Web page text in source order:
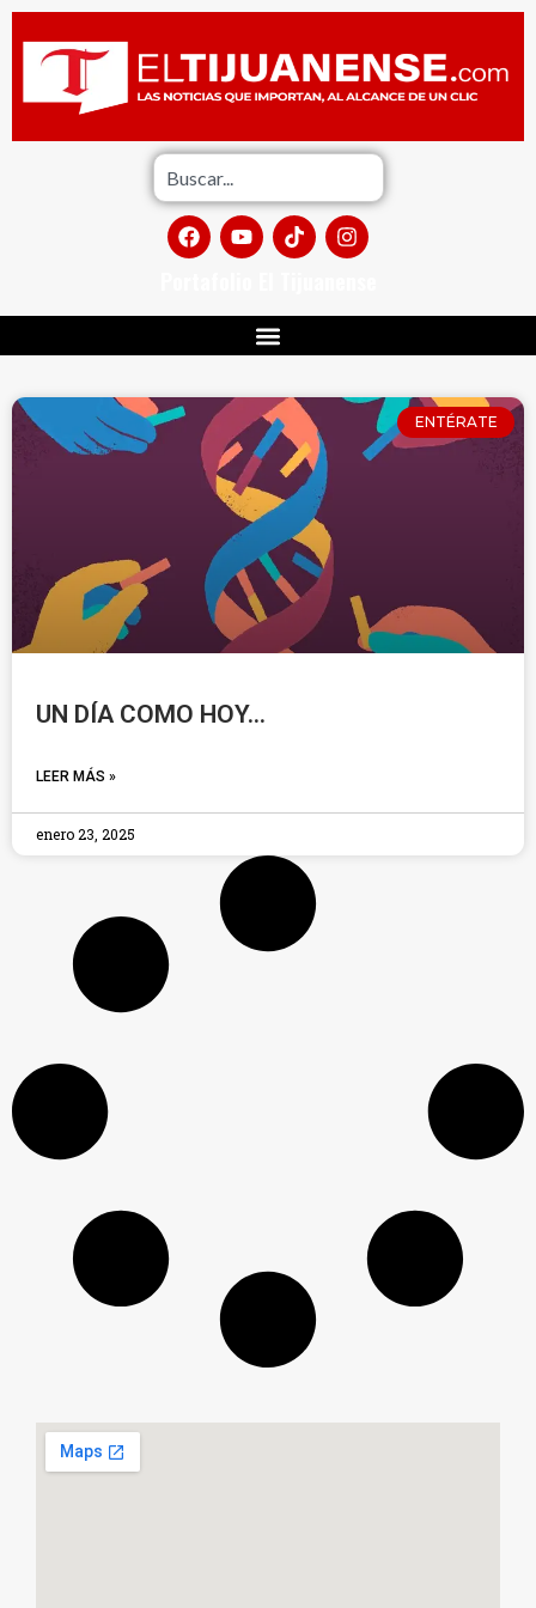
ENTÉRATE
UN DÍA COMO HOY…
LEER MÁS »
enero 23, 2025